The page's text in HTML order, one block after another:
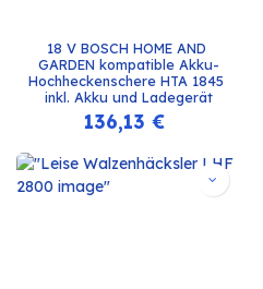
18 V BOSCH HOME AND
GARDEN kompatible Akku-
Hochheckenschere HTA 1845
inkl. Akku und Ladegerät
136,13 €